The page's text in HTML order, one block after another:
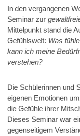
In den vergangenen
Seminar zur
Mittelpunkt stand die
Gefühlswelt: Was
kann ich meine
verstehen?
Die Schülerinnen und
eigenen Emotionen
die Gefühle ihrer
Dieses Seminar war
gegenseitigem